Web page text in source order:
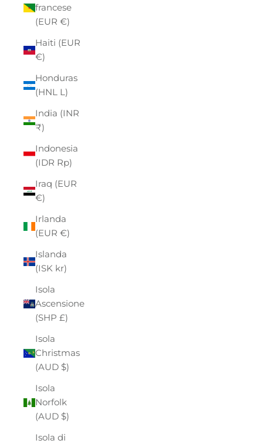
francese
(EUR €)
Haiti (EUR
€)
Honduras
(HNL L)
India (INR
₹)
Indonesia
(IDR Rp)
Iraq (EUR
€)
Irlanda
(EUR €)
Islanda
(ISK kr)
Isola
Ascensione
(SHP £)
Isola
Christmas
(AUD $)
Isola
Norfolk
(AUD $)
Isola di